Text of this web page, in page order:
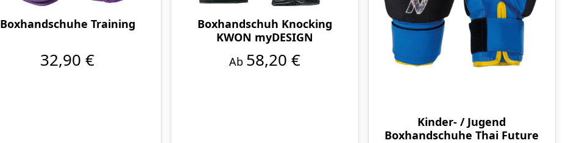
Boxhandschuhe Training
32,90 €
Boxhandschuh Knocking
KWON myDESIGN
Ab 58,20 €
Kinder- / Jugend
Boxhandschuhe Thai Future